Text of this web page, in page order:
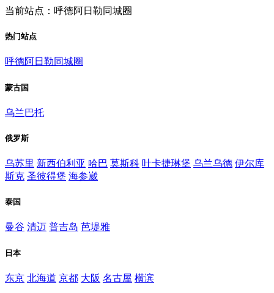
当前站点：呼德阿日勒同城圈
热门站点
呼德阿日勒同城圈
蒙古国
乌兰巴托
俄罗斯
乌苏里 新西伯利亚 哈巴 莫斯科 叶卡捷琳堡 乌兰乌德 伊尔库
斯克 圣彼得堡 海参崴
泰国
曼谷 清迈 普吉岛 芭堤雅
日本
东京 北海道 京都 大阪 名古屋 横滨